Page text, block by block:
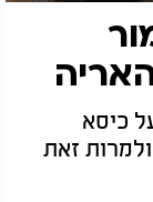
כיסא
זאת